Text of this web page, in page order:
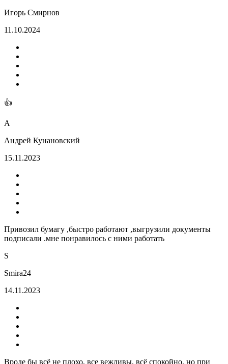
Игорь Смирнов
11.10.2024
👍
А
Андрей Кунановский
15.11.2023
Привозил бумагу ,быстро работают ,выгрузили документы
подписали .мне понравилось с ними работать
S
Smira24
14.11.2023
Вроде бы всё не плохо, все вежливы, всё спокойно, но при